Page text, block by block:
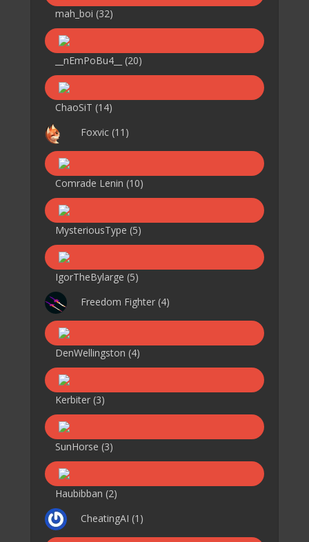
mah_boi (32)
__nEmPoBu4__ (20)
ChaoSiT (14)
Foxvic (11)
Comrade Lenin (10)
MysteriousType (5)
IgorTheBylarge (5)
Freedom Fighter (4)
DenWellingston (4)
Kerbiter (3)
SunHorse (3)
Haubibban (2)
CheatingAI (1)